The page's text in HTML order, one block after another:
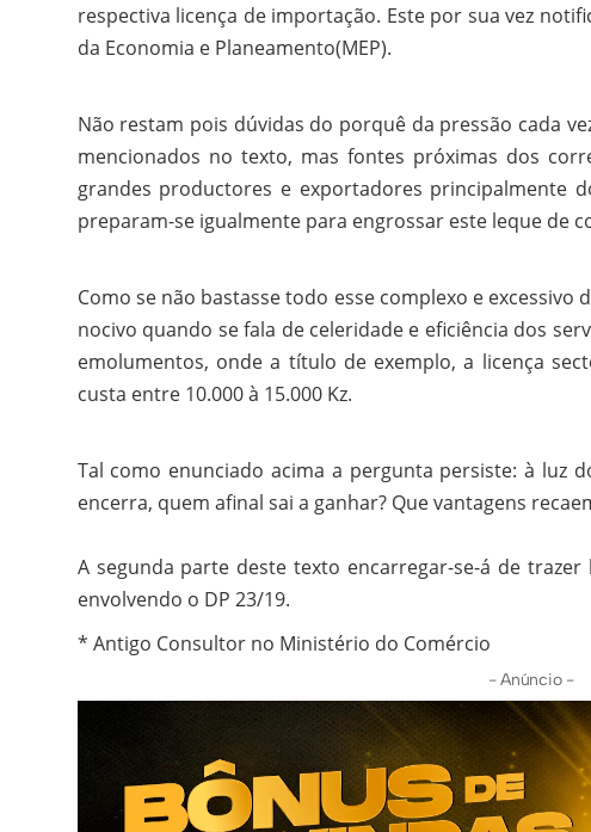
respectiva licença de importação. Este por sua vez
da Economia e Planeamento(MEP).
Não restam pois dúvidas do porquê da pressão cada
mencionados no texto, mas fontes próximas dos
grandes productores e exportadores principalmente
preparam-se igualmente para engrossar este leque de
Como se não bastasse todo esse complexo e
nocivo quando se fala de celeridade e eficiência dos
emolumentos, onde a título de exemplo, a licença
custa entre 10.000 à 15.000 Kz.
Tal como enunciado acima a pergunta persiste: à luz
encerra, quem afinal sai a ganhar? Que vantagens
A segunda parte deste texto encarregar-se-á de
envolvendo o DP 23/19.
* Antigo Consultor no Ministério do Comércio
- Anúncio -